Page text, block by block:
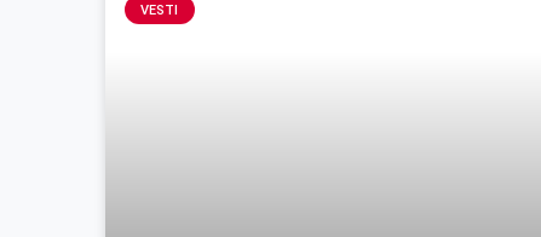
VESTI